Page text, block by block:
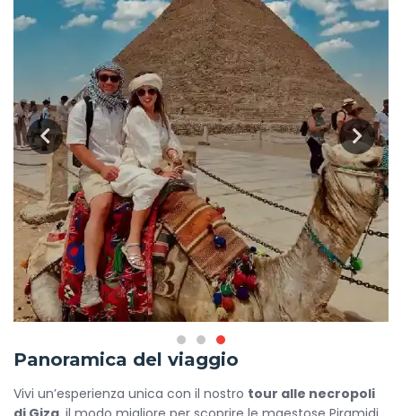
Panoramica del viaggio
Vivi un’esperienza unica con il nostro tour alle necropoli